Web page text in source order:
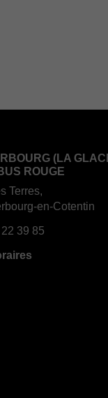
(LA
ROUGE
Terres,
en-Cotentin
39 85